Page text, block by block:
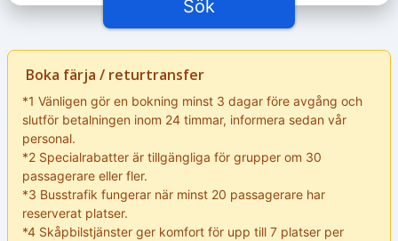
Sök
Boka färja / returtransfer
*1 Vänligen gör en bokning minst 3 dagar före avgång och
slutför betalningen inom 24 timmar, informera sedan vår
personal.
*2 Specialrabatter är tillgängliga för grupper om 30
passagerare eller fler.
*3 Busstrafik fungerar när minst 20 passagerare har
reserverat platser.
*4 Skåpbilstjänster ger komfort för upp till 7 platser per